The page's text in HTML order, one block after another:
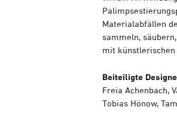
Materialabfällen
sammeln,
mit
Beiteiligte
Freia Achenbach,
Tobias Hönow,